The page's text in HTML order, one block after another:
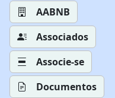
AABNB
Associados
Associe-se
Documentos